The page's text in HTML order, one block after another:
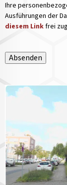
Ihre
Ausführungen der
diesem Linkfrei
Absenden